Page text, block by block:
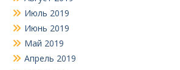
Июль 2019
Июнь 2019
Май 2019
Апрель 2019